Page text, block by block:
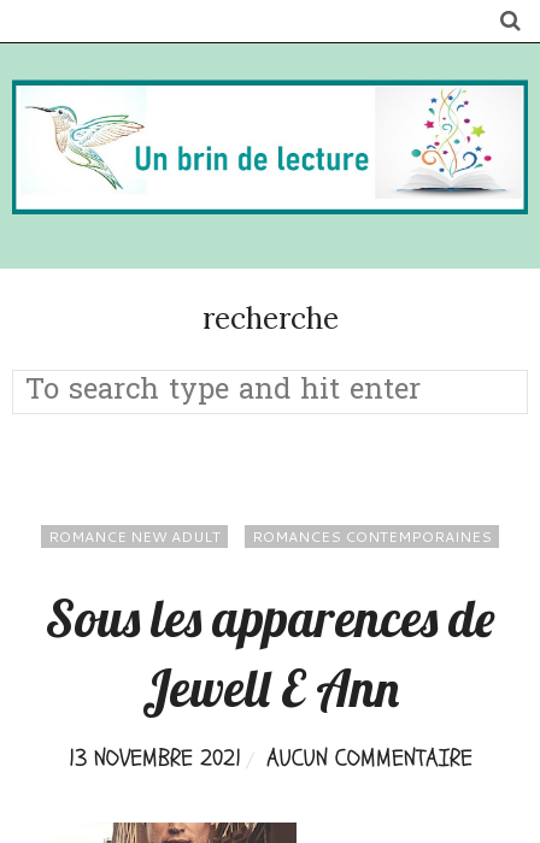
recherche
ROMANCE NEW ADULT ROMANCES CONTEMPORAINES
Sous les apparences de
Jewell E Ann
13 NOVEMBRE 2021 AUCUN COMMENTAIRE